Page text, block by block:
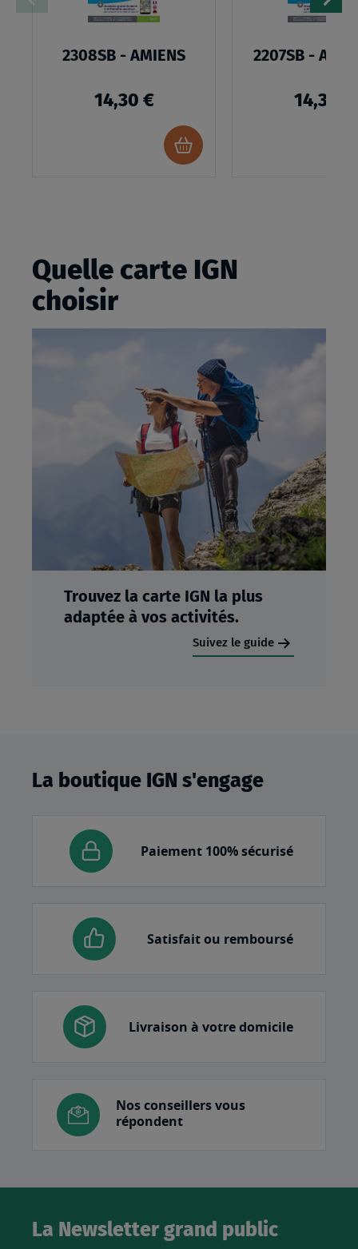
2308SB - AMIENS
14,30 €
Ajouter
au
2207SB -
14,30 €
Quelle carte IGN
choisir
Trouvez la carte IGN la plus
adaptée à vos activités.
Suivez le guide
La boutique IGN s'engage
Paiement 100% sécurisé
Satisfait ou remboursé
Livraison à votre domicile
Nos conseillers vous
répondent
La Newsletter grand public